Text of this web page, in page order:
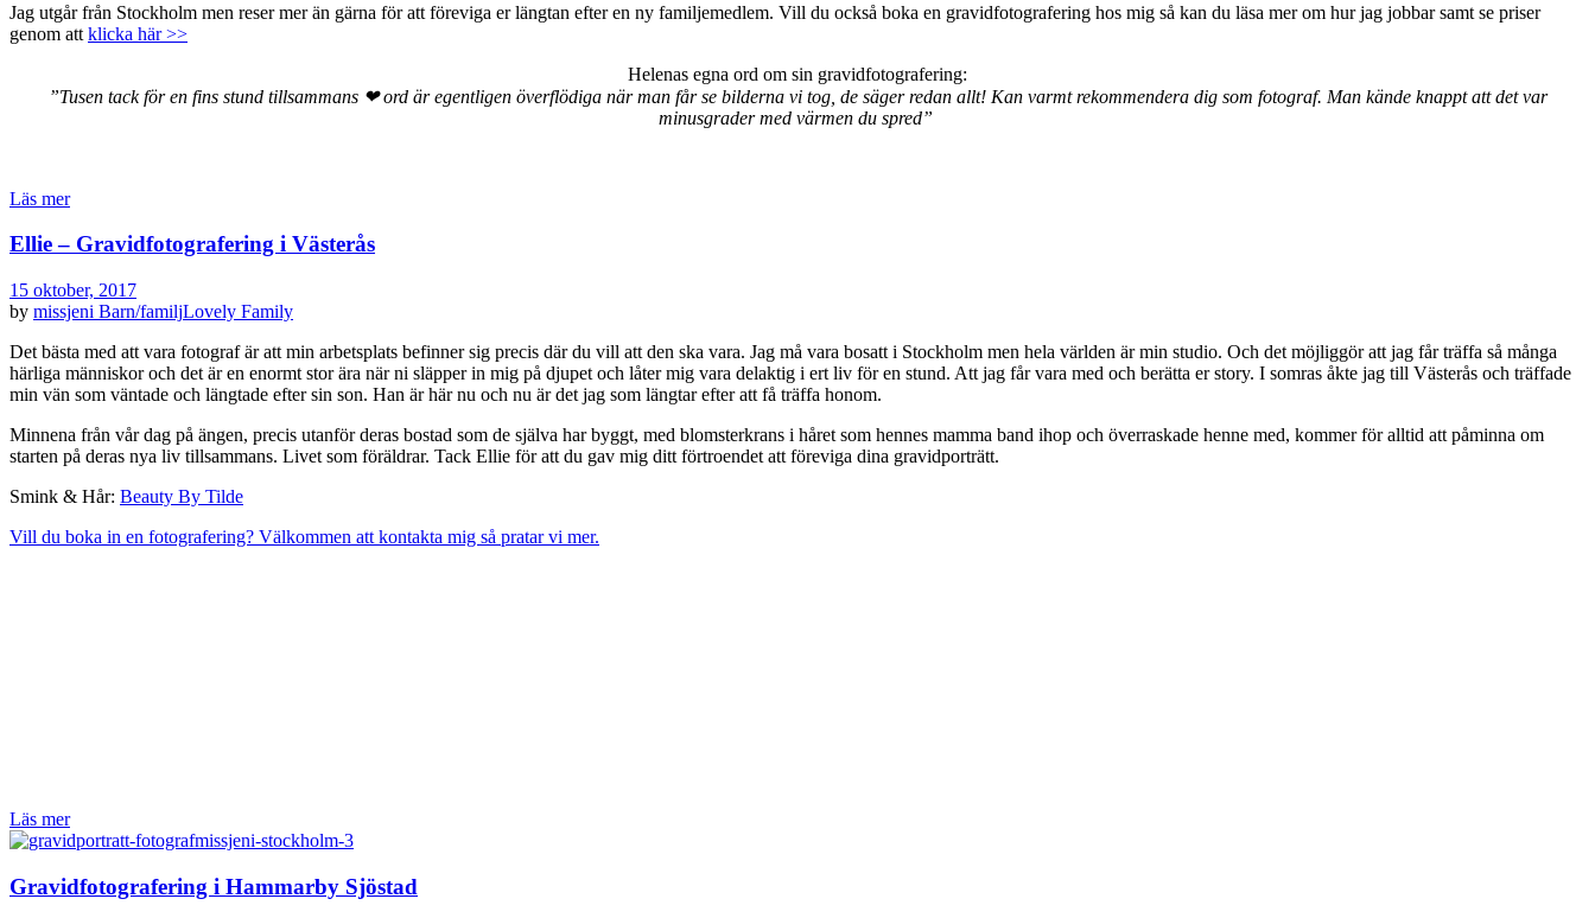
Jag utgår från Stockholm men reser mer än gärna för att föreviga er längtan efter en ny familjemedlem. Vill du också boka en gravidfotografering hos mig så kan du läsa mer om hur jag jobbar samt se priser
genom att klicka här >>
Helenas egna ord om sin gravidfotografering:
”Tusen tack för en fins stund tillsammans ❤ord är egentligen överflödiga när man får se bilderna vi tog, de säger redan allt! Kan varmt rekommendera dig som fotograf. Man kände knappt att det var
minusgrader med värmen du spred”
Läs mer
Ellie – Gravidfotografering i Västerås
15 oktober, 2017
by missjeni Barn/familjLovely Family
Det bästa med att vara fotograf är att min arbetsplats befinner sig precis där du vill att den ska vara. Jag må vara bosatt i Stockholm men hela världen är min studio. Och det möjliggör att jag får träffa så många
härliga människor och det är en enormt stor ära när ni släpper in mig på djupet och låter mig vara delaktig i ert liv för en stund. Att jag får vara med och berätta er story. I somras åkte jag till Västerås och träffade
min vän som väntade och längtade efter sin son. Han är här nu och nu är det jag som längtar efter att få träffa honom.
Minnena från vår dag på ängen, precis utanför deras bostad som de själva har byggt, med blomsterkrans i håret som hennes mamma band ihop och överraskade henne med, kommer för alltid att påminna om
starten på deras nya liv tillsammans. Livet som föräldrar. Tack Ellie för att du gav mig ditt förtroendet att föreviga dina gravidporträtt.
Smink & Hår: Beauty By Tilde
Vill du boka in en fotografering? Välkommen att kontakta mig så pratar vi mer.
Läs mer
Gravidfotografering i Hammarby Sjöstad